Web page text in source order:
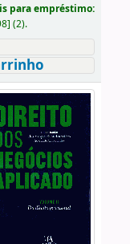
para empréstimo:
] (2).